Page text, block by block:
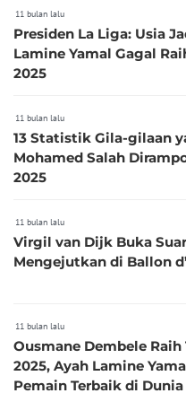
11 bulan lalu
Presiden La Liga: Usia
Lamine Yamal Gagal
2025
11 bulan lalu
13 Statistik Gila-gilaan
Mohamed Salah
2025
11 bulan lalu
Virgil van Dijk Buka
Mengejutkan di Ballon
11 bulan lalu
Ousmane Dembele
2025, Ayah Lamine
Pemain Terbaik di Dunia